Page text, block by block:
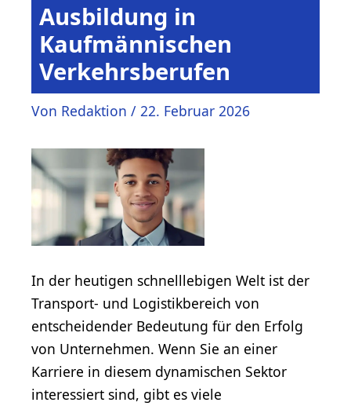
Ausbildung in
Kaufmännischen
Verkehrsberufen
Von Redaktion / 22. Februar 2026
In der heutigen schnelllebigen Welt ist der
Transport- und Logistikbereich von
entscheidender Bedeutung für den Erfolg
von Unternehmen. Wenn Sie an einer
Karriere in diesem dynamischen Sektor
interessiert sind, gibt es viele